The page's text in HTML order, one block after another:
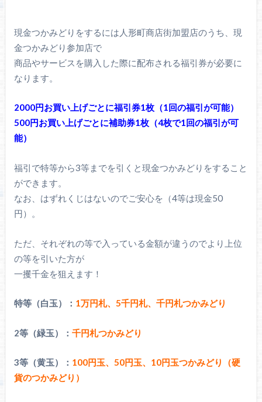
現金つかみどりをするには人形町商店街加盟店のうち、現
金つかみどり参加店で
商品やサービスを購入した際に配布される福引券が必要に
なります。
2000円お買い上げごとに福引券1枚（1回の福引が可能）
500円お買い上げごとに補助券1枚（4枚で1回の福引が可
能）
福引で特等から3等までを引くと現金つかみどりをすること
ができます。
なお、はずれくじはないのでご安心を（4等は現金50
円）。
ただ、それぞれの等で入っている金額が違うのでより上位
の等を引いた方が
一攫千金を狙えます！
特等（白玉）： 1万円札、5千円札、千円札つかみどり
2等（緑玉）： 千円札つかみどり
3等（黄玉）： 100円玉、50円玉、10円玉つかみどり（硬
貨のつかみどり）